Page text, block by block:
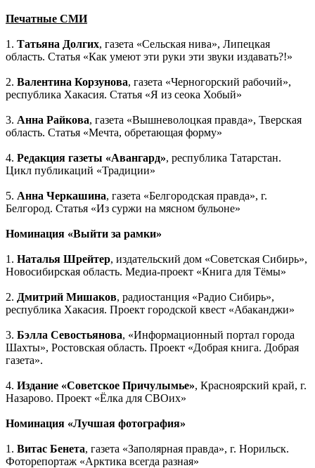
Печатные СМИ
1. Татьяна Долгих, газета «Сельская нива», Липецкая
область. Статья «Как умеют эти руки эти звуки издавать?!»
2. Валентина Корзунова, газета «Черногорский рабочий»,
республика Хакасия. Статья «Я из сеока Хобый»
3. Анна Райкова, газета «Вышневолоцкая правда», Тверская
область. Статья «Мечта, обретающая форму»
4. Редакция газеты «Авангард», республика Татарстан.
Цикл публикаций «Традиции»
5. Анна Черкашина, газета «Белгородская правда», г.
Белгород. Статья «Из суржи на мясном бульоне»
Номинация «Выйти за рамки»
1. Наталья Шрейтер, издательский дом «Советская Сибирь»,
Новосибирская область. Медиа-проект «Книга для Тёмы»
2. Дмитрий Мишаков, радиостанция «Радио Сибирь»,
республика Хакасия. Проект городской квест «Абаканджи»
3. Бэлла Севостьянова, «Информационный портал города
Шахты», Ростовская область. Проект «Добрая книга. Добрая
газета».
4. Издание «Советское Причулымье», Красноярский край, г.
Назарово. Проект «Ёлка для СВОих»
Номинация «Лучшая фотография»
1. Витас Бенета, газета «Заполярная правда», г. Норильск.
Фоторепортаж «Арктика всегда разная»